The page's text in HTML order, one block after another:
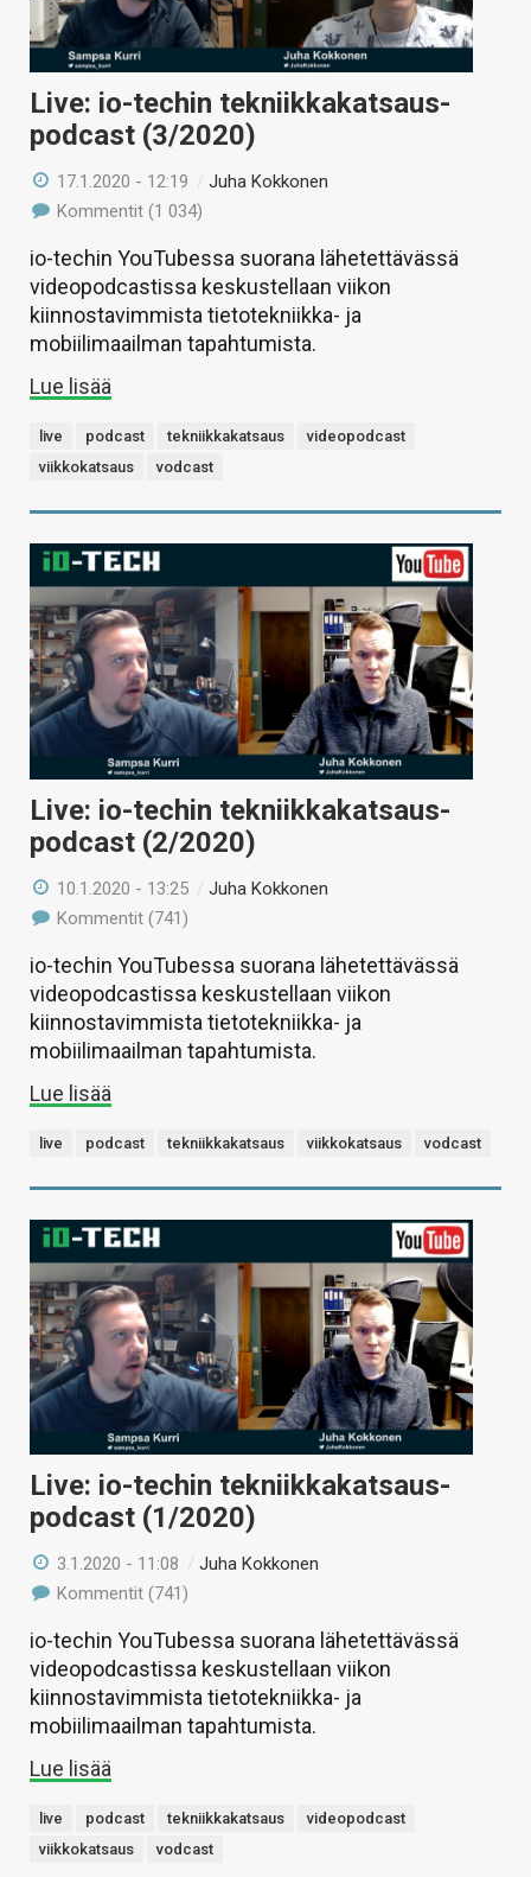
Live: io-techin tekniikkakatsaus-
podcast (3/2020)
17.1.2020 - 12:19 /Juha Kokkonen
Kommentit (1 034)
io-techin YouTubessa suorana lähetettävässä
videopodcastissa keskustellaan viikon
kiinnostavimmista tietotekniikka- ja
mobiilimaailman tapahtumista.
Lue lisää
live podcast tekniikkakatsaus
videopodcast
viikkokatsaus
vodcast
Live: io-techin tekniikkakatsaus-
podcast (2/2020)
10.1.2020 - 13:25 /Juha Kokkonen
Kommentit (741)
io-techin YouTubessa suorana lähetettävässä
videopodcastissa keskustellaan viikon
kiinnostavimmista tietotekniikka- ja
mobiilimaailman tapahtumista.
Lue lisää
live podcast tekniikkakatsaus viikkokatsaus vodcast
Live: io-techin tekniikkakatsaus-
podcast (1/2020)
3.1.2020 - 11:08 /Juha Kokkonen
Kommentit (741)
io-techin YouTubessa suorana lähetettävässä
videopodcastissa keskustellaan viikon
kiinnostavimmista tietotekniikka- ja
mobiilimaailman tapahtumista.
Lue lisää
live podcast tekniikkakatsaus
videopodcast
viikkokatsaus
vodcast